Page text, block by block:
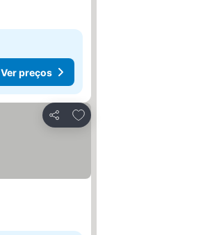
Ver preços
Partilhar
Adicionar aos favoritos